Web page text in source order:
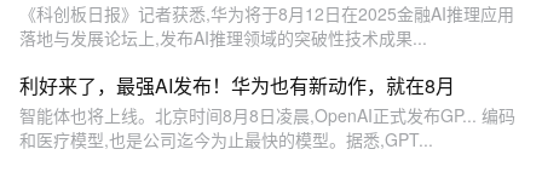
《科创板日报》记者获悉,华为将于8月12日在2025金融AI推理应用
落地与发展论坛上,发布AI推理领域的突破性技术成果...
利好来了，最强AI发布！华为也有新动作，就在8月
智能体也将上线。北京时间8月8日凌晨,OpenAI正式发布GP... 编码
和医疗模型,也是公司迄今为止最快的模型。据悉,GPT...